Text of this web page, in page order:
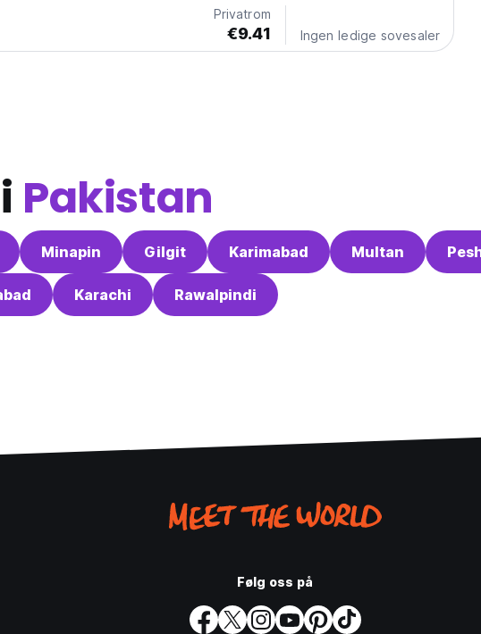
Privatrom
€9.41 Ingen ledige sovesaler
Pakistan
Minapin Gilgit Karimabad Multan
Karachi Rawalpindi
Følg oss på